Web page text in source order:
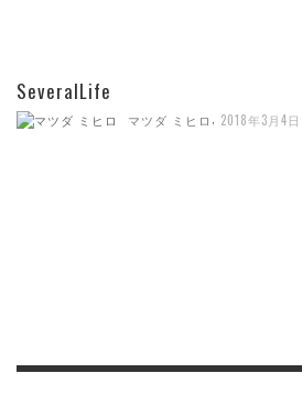
SeveralLife
マツダ ミヒロ 2018年3月4日